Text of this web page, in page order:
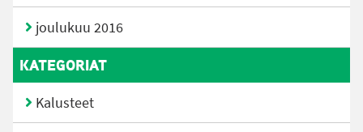
joulukuu 2016
KATEGORIAT
Kalusteet